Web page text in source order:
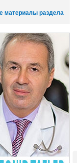
материалы раздела